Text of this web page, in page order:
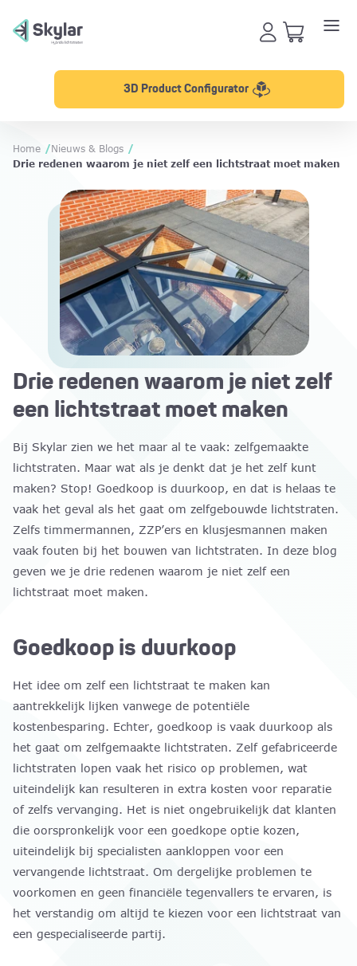
3D Product Configurator
Home /Nieuws & Blogs /
Drie redenen waarom je niet zelf een lichtstraat moet maken
Drie redenen waarom je niet zelf
een lichtstraat moet maken
Bij Skylar zien we het maar al te vaak: zelfgemaakte
lichtstraten. Maar wat als je denkt dat je het zelf kunt
maken? Stop! Goedkoop is duurkoop, en dat is helaas te
vaak het geval als het gaat om zelfgebouwde lichtstraten.
Zelfs timmermannen, ZZP’ers en klusjesmannen maken
vaak fouten bij het bouwen van lichtstraten. In deze blog
geven we je drie redenen waarom je niet zelf een
lichtstraat moet maken.
Goedkoop is duurkoop
Het idee om zelf een lichtstraat te maken kan
aantrekkelijk lijken vanwege de potentiële
kostenbesparing. Echter, goedkoop is vaak duurkoop als
het gaat om zelfgemaakte lichtstraten. Zelf gefabriceerde
lichtstraten lopen vaak het risico op problemen, wat
uiteindelijk kan resulteren in extra kosten voor reparatie
of zelfs vervanging. Het is niet ongebruikelijk dat klanten
die oorspronkelijk voor een goedkope optie kozen,
uiteindelijk bij specialisten aankloppen voor een
vervangende lichtstraat. Om dergelijke problemen te
voorkomen en geen financiële tegenvallers te ervaren, is
het verstandig om altijd te kiezen voor een lichtstraat van
een gespecialiseerde partij.